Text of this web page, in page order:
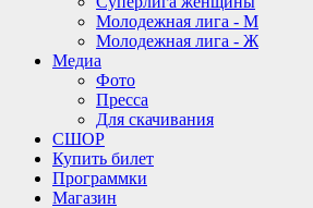
Молодежная лига - М
Молодежная лига - Ж
Медиа
Фото
Пресса
Для скачивания
СШОР
Купить билет
Программки
Магазин